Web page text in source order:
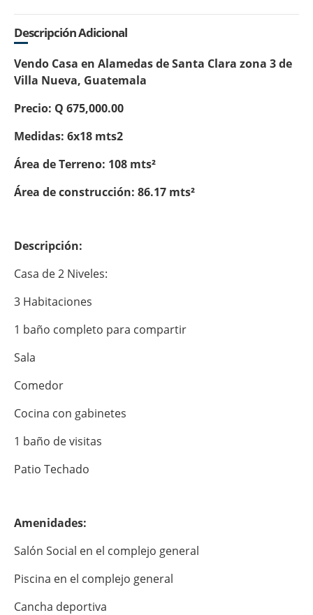
Descripción Adicional
Vendo Casa en Alamedas de Santa Clara zona 3 de
Villa Nueva, Guatemala
Precio: Q 675,000.00
Medidas: 6x18 mts2
Área de Terreno: 108 mts²
Área de construcción: 86.17 mts²
Descripción:
Casa de 2 Niveles:
3 Habitaciones
1 baño completo para compartir
Sala
Comedor
Cocina con gabinetes
1 baño de visitas
Patio Techado
Amenidades:
Salón Social en el complejo general
Piscina en el complejo general
Cancha deportiva